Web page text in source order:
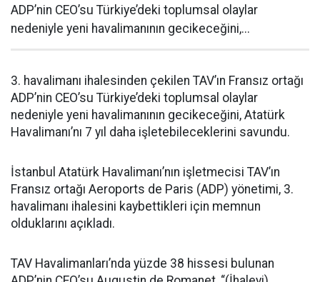
ADP’nin CEO’su Türkiye’deki toplumsal olaylar
nedeniyle yeni havalimanının gecikeceğini,...
3. havalimanı ihalesinden çekilen TAV’ın Fransız ortağı
ADP’nin CEO’su Türkiye’deki toplumsal olaylar
nedeniyle yeni havalimanının gecikeceğini, Atatürk
Havalimanı’nı 7 yıl daha işletebileceklerini savundu.
İstanbul Atatürk Havalimanı’nın işletmecisi TAV’ın
Fransız ortağı Aeroports de Paris (ADP) yönetimi, 3.
havalimanı ihalesini kaybettikleri için memnun
olduklarını açıkladı.
TAV Havalimanları’nda yüzde 38 hissesi bulunan